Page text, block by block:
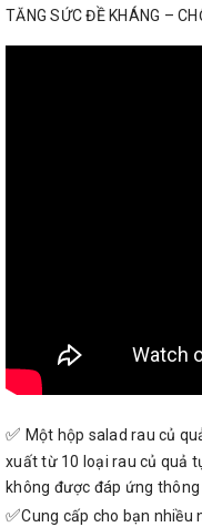
TĂNG SỨC ĐỀ KHÁNG –
✅ Một hộp salad rau củ
xuất từ 10 loại rau củ quả
không được đáp ứng
✅Cung cấp cho bạn nhiều